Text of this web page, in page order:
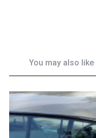
You may also like